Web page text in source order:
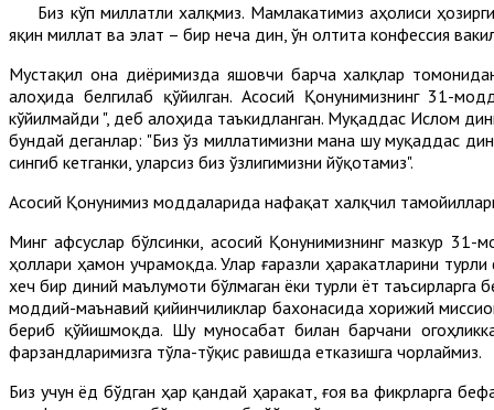
Биз кўп миллатли халқмиз. Мамлакатимиз аҳолиси
яқин миллат ва элат – бир неча дин, ўн олтита конфессия
Мустақил она диёримизда яшовчи барча халқлар
алоҳида белгилаб қўйилган. Асосий Қонунимизнинг 31-
кўйилмайди ", деб алоҳида таъкидланган. Муқаддас Ислом
бундай деганлар: "Биз ўз миллатимизни мана шу муқаддас
сингиб кетганки, уларсиз биз ўзлигимизни йўқотамиз".
Асосий Қонунимиз моддаларида нафақат халқчил
Минг афсуслар бўлсинки, асосий Қонунимизнинг мазкур
ҳоллари ҳамон учрамоқда. Улар ғаразли ҳаракатларини
хеч бир диний маълумоти бўлмаган ёки турли ёт
моддий-маънавий қийинчиликлар бахонасида хорижий
бериб қўйишмоқда. Шу муносабат билан барчани
фарзандларимизга тўла-тўқис равишда етказишга чорлаймиз.
Биз учун ёд бўдган ҳар қандай ҳаракат, ғоя ва фикрларга